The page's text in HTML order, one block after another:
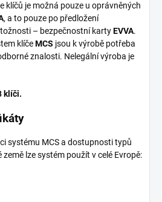
klíčů je možná pouze u oprávněných
, a to pouze po předložení
– bezpečnostní kartyEVVA.
klíčeMCS jsou k výrobě potřeba
znalosti. Nelegální výroba je
klíči.
systému MCS a dostupnosti typů
lze systém použít v celé Evropě: